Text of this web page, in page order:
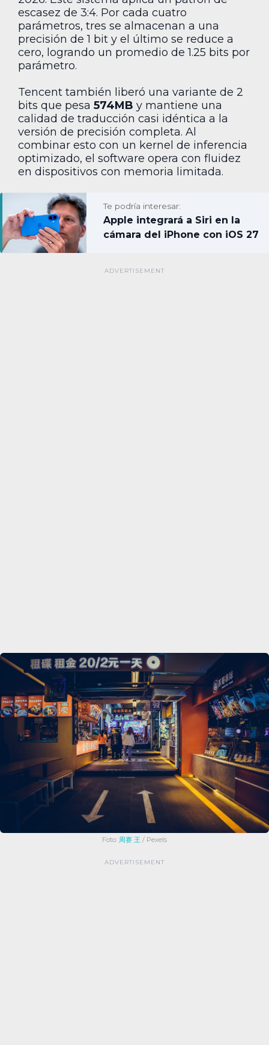
escasez de 3:4. Por cada cuatro
parámetros, tres se almacenan a una
precisión de 1 bit y el último se reduce a
cero, logrando un promedio de 1.25 bits por
parámetro.
Tencent también liberó una variante de 2
bits que pesa 574MB y mantiene una
calidad de traducción casi idéntica a la
versión de precisión completa. Al
combinar esto con un kernel de inferencia
optimizado, el software opera con fluidez
en dispositivos con memoria limitada.
Te podría interesar:
Apple integrará a Siri en la
cámara del iPhone con iOS 27
Foto: 周赛 王 / Pexels